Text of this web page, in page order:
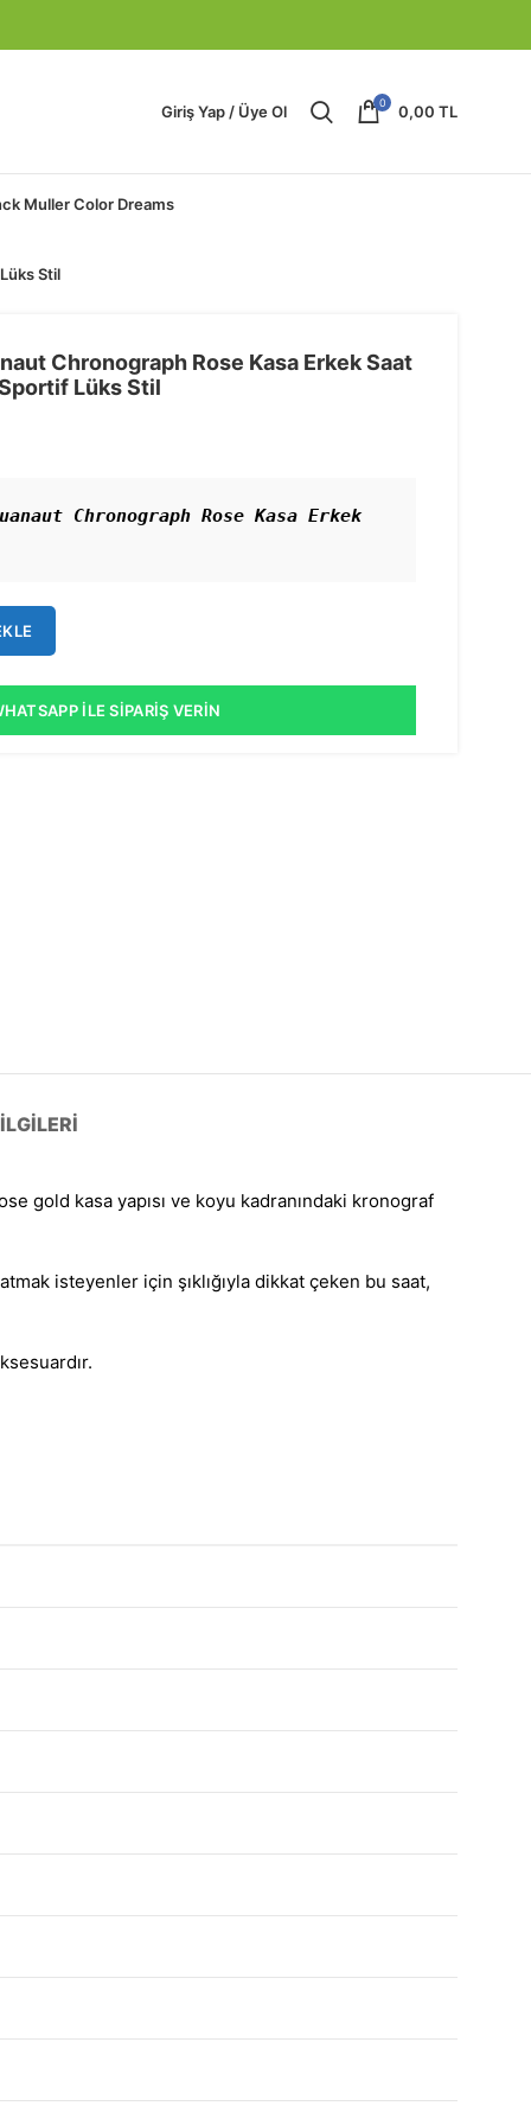
Giriş Yap / Üye Ol 0 0,00 TL
Muller Color Dreams
Stil
Chronograph Rose Kasa Erkek Saat
Lüks Stil
Chronograph Rose Kasa Erkek
İLE SIPARIŞ VERIN
gold kasa yapısı ve koyu kadranındaki kronograf
isteyenler için şıklığıyla dikkat çeken bu saat,